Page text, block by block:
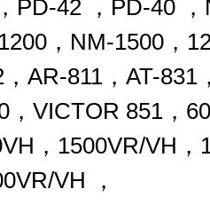
PD-42 ，PD-40
，NM-1500，
AR-811，AT-
，VICTOR 851，
，1500VR/VH，
VH ，